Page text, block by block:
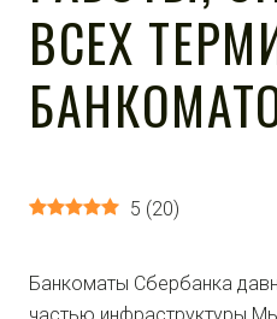
ВСЕХ
5 (20)
Банкоматы Сбербанка